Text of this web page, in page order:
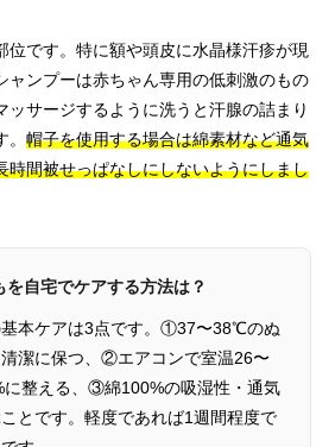
位です。特に額や頭皮に水晶様汗疹が現
ャンプーは赤ちゃん専用の低刺激のもの
ッサージするように洗うと汗腺の詰まり
帽子を使用する場合は綿素材など通気
時間被せっぱなしにしないようにしまし
自宅でケアする方法は？
本ケアは3点です。①37〜38℃のぬ
潔に保つ、②エアコンで室温26〜
整える、③綿100%の吸湿性・通気
とです。軽度であれば1週間程度で